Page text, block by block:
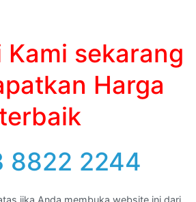
Kami sekarang
Harga
terbaik
8822 2244